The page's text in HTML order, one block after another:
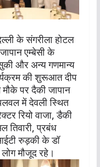
के संगरीला होटल
एम्बेसी के
और अन्य गणमान्य
की शुरूआत दीप
पर दैकी जापान
में देवली स्थित
रियो वाजा, डैकी
प्रबंध
रुड़की के डॉ
मौजूद रहे।